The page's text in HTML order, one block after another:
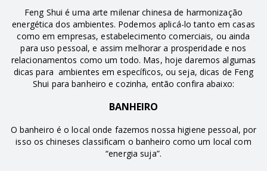
Feng Shui é uma arte milenar chinesa de harmonização
energética dos ambientes. Podemos aplicá-lo tanto em casas
como em empresas, estabelecimento comerciais, ou ainda
para uso pessoal, e assim melhorar a prosperidade e nos
relacionamentos como um todo. Mas, hoje daremos algumas
dicas para ambientes em específicos, ou seja, dicas de Feng
Shui para banheiro e cozinha, então confira abaixo:
BANHEIRO
O banheiro é o local onde fazemos nossa higiene pessoal, por
isso os chineses classificam o banheiro como um local com
“energia suja”.